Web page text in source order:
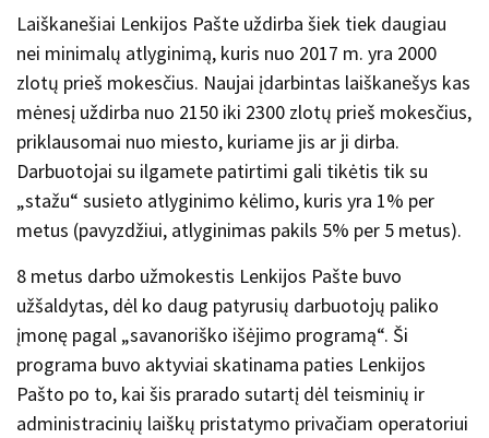
Laiškanešiai Lenkijos Pašte uždirba šiek tiek daugiau
nei minimalų atlyginimą, kuris nuo 2017 m. yra 2000
zlotų prieš mokesčius. Naujai įdarbintas laiškanešys kas
mėnesį uždirba nuo 2150 iki 2300 zlotų prieš mokesčius,
priklausomai nuo miesto, kuriame jis ar ji dirba.
Darbuotojai su ilgamete patirtimi gali tikėtis tik su
„stažu“ susieto atlyginimo kėlimo, kuris yra 1% per
metus (pavyzdžiui, atlyginimas pakils 5% per 5 metus).
8 metus darbo užmokestis Lenkijos Pašte buvo
užšaldytas, dėl ko daug patyrusių darbuotojų paliko
įmonę pagal „savanoriško išėjimo programą“. Ši
programa buvo aktyviai skatinama paties Lenkijos
Pašto po to, kai šis prarado sutartį dėl teisminių ir
administracinių laiškų pristatymo privačiam operatoriui